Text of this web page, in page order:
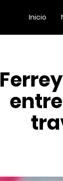
Inicio